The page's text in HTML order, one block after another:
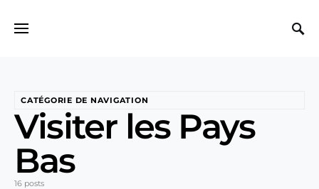
CATÉGORIE DE NAVIGATION
Visiter les Pays
Bas
16 posts